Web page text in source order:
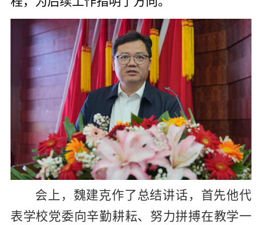
会上， 魏建克作了总结讲话，首先他代
表学校党委向辛勤耕耘、努力拼搏在教学一